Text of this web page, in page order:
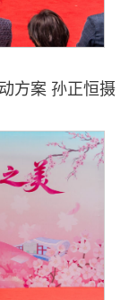
方案 孙正恒摄